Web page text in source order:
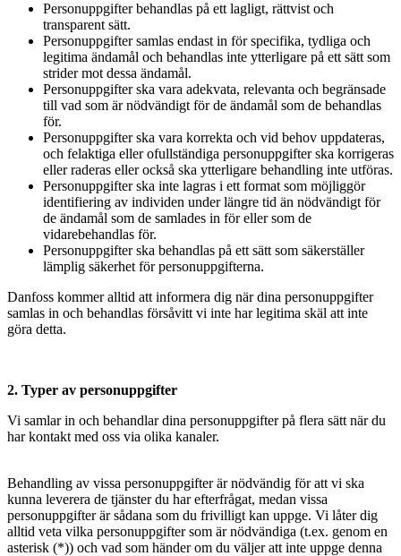
Personuppgifter behandlas på ett lagligt, rättvist och
transparent sätt.
Personuppgifter samlas endast in för specifika, tydliga och
legitima ändamål och behandlas inte ytterligare på ett sätt som
strider mot dessa ändamål.
Personuppgifter ska vara adekvata, relevanta och begränsade
till vad som är nödvändigt för de ändamål som de behandlas
för.
Personuppgifter ska vara korrekta och vid behov uppdateras,
och felaktiga eller ofullständiga personuppgifter ska korrigeras
eller raderas eller också ska ytterligare behandling inte utföras.
Personuppgifter ska inte lagras i ett format som möjliggör
identifiering av individen under längre tid än nödvändigt för
de ändamål som de samlades in för eller som de
vidarebehandlas för.
Personuppgifter ska behandlas på ett sätt som säkerställer
lämplig säkerhet för personuppgifterna.
Danfoss kommer alltid att informera dig när dina personuppgifter
samlas in och behandlas försåvitt vi inte har legitima skäl att inte
göra detta.
2. Typer av personuppgifter
Vi samlar in och behandlar dina personuppgifter på flera sätt när du
har kontakt med oss via olika kanaler.
Behandling av vissa personuppgifter är nödvändig för att vi ska
kunna leverera de tjänster du har efterfrågat, medan vissa
personuppgifter är sådana som du frivilligt kan uppge. Vi låter dig
alltid veta vilka personuppgifter som är nödvändiga (t.ex. genom en
asterisk (*)) och vad som händer om du väljer att inte uppge denna